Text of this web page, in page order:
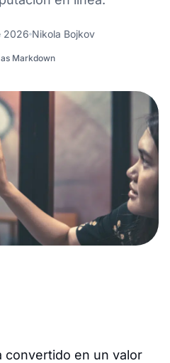
2026 Nikola Bojkov
Markdown
convertido en un valor